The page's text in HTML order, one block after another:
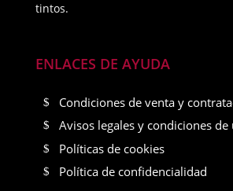
tintos.
ENLACES DE AYUDA
Condiciones de venta y
Avisos legales y condiciones de
Políticas de cookies
Política de confidencialidad